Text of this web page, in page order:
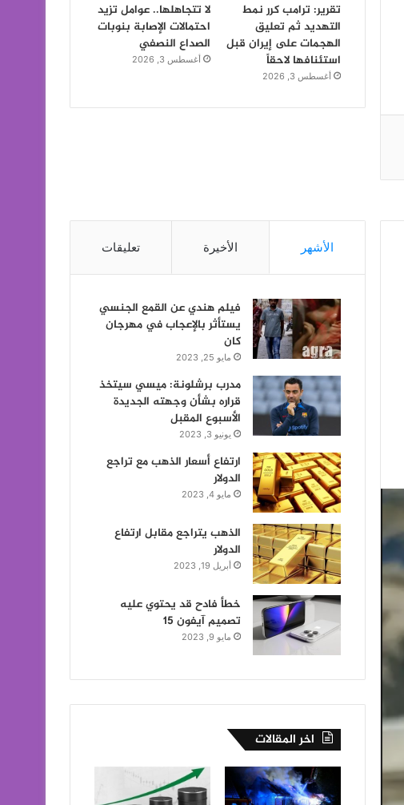
تقرير: ترامب كرر نمط
التهديد ثم تعليق
الهجمات على إيران قبل
استئنافها لاحقاً
أغسطس 3, 2026
لا تتجاهلها.. عوامل تزيد
احتمالات الإصابة بنوبات
الصداع النصفي
أغسطس 3, 2026